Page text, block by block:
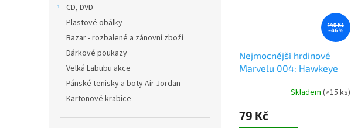
CD, DVD
Plastové obálky
Bazar - rozbalené a zánovní zboží
Dárkové poukazy
Velká Labubu akce
Pánské tenisky a boty Air Jordan
Kartonové krabice
149 Kč
–46 %
Nejmocnější hrdinové
Marvelu 004: Hawkeye
Skladem (>15 ks)
79 Kč